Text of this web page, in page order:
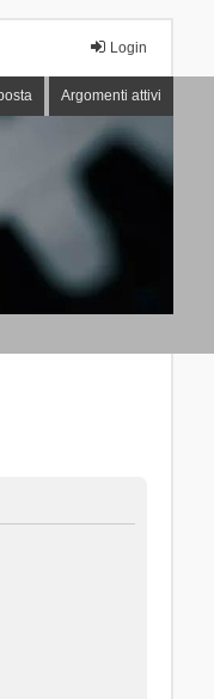
Login
Argomenti attivi